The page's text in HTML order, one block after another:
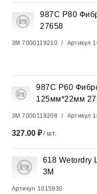
987С Р80
27658
3M 7000119210 / Артикул
987С Р60
125мм*22мм
3M 7000119208 / Артикул
327.00 ₽/ шт.
618 Wetordry
3М
Артикул 1015930